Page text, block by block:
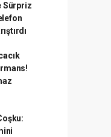
Sürpriz